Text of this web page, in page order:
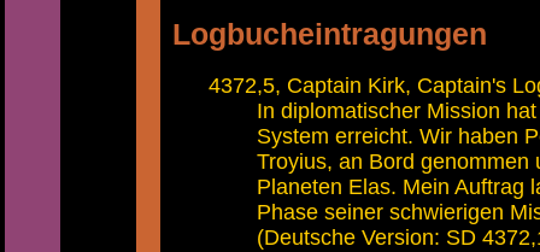
Logbucheintragungen
4372,5, Captain Kirk, Captain's
In diplomatischer Mission
System erreicht. Wir haben
Troyius, an Bord genommen
Planeten Elas. Mein Auftrag
Phase seiner schwierigen
(Deutsche Version: SD